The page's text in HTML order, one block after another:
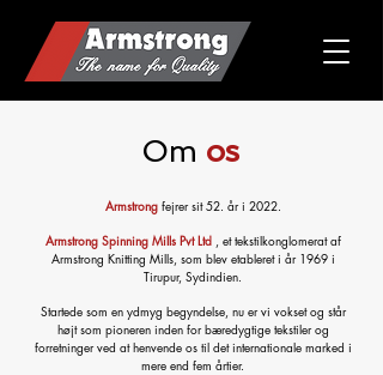
Om os
Armstrongfejrer sit 52. år i 2022.
Armstrong Spinning Mills Pvt Ltd, et tekstilkonglomerat af
Armstrong Knitting Mills, som blev etableret i år 1969 i
Tirupur, Sydindien.
Startede som en ydmyg begyndelse, nu er vi vokset og står
højt som pioneren inden for bæredygtige tekstiler og
forretninger ved at henvende os til det internationale marked i
mere end fem årtier.